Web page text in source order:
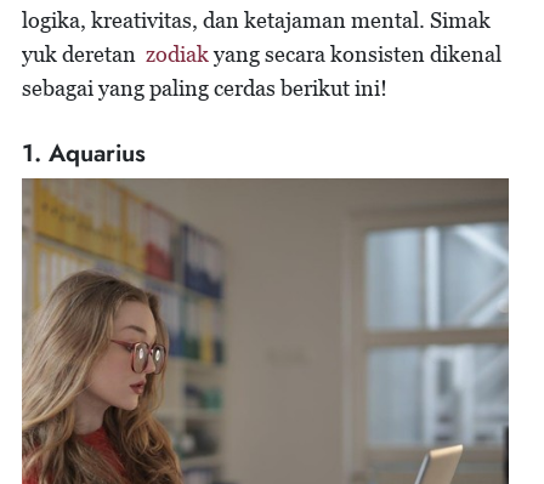
logika, kreativitas, dan ketajaman mental. Simak
yuk deretan zodiakyang secara konsisten dikenal
sebagai yang paling cerdas berikut ini!
1. Aquarius